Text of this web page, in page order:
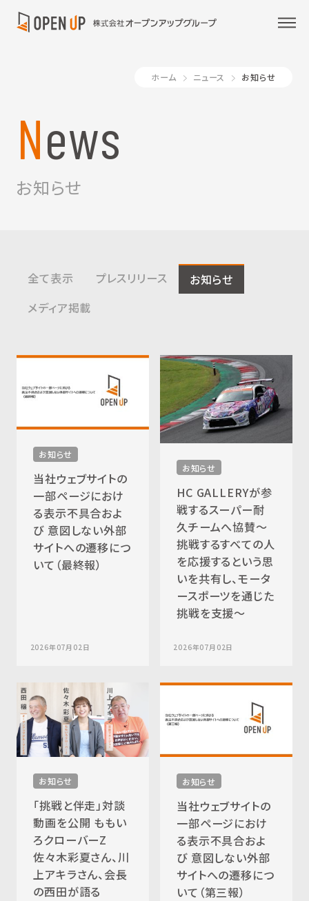
ホーム ニュース お知らせ
News
お知らせ
全て表示 プレスリリース
お知らせ
メディア掲載
お知らせ
当社ウェブサイトの
一部ページにおけ
る表示不具合およ
び 意図しない外部
サイトへの遷移につ
いて（最終報）
2026年07月02日
お知らせ
HC GALLERYが参
戦するスーパー耐
久チームへ協賛〜
挑戦するすべての人
を応援するという思
いを共有し、モータ
ースポーツを通じた
挑戦を支援〜
2026年07月02日
お知らせ
「挑戦と伴走」対談
動画を公開 ももい
ろクローバーZ
佐々木彩夏さん、川
上アキラさん、会長
の西田が語る
お知らせ
当社ウェブサイトの
一部ページにおけ
る表示不具合およ
び 意図しない外部
サイトへの遷移につ
いて（第三報）